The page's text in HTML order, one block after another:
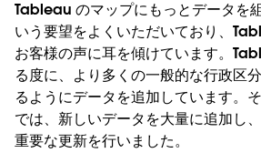
Tableau のマップにもっとデータを
いう要望をよくいただいており、
お客様の声に耳を傾けています。
る度に、より多くの一般的な行政区
るようにデータを追加しています。
では、新しいデータを大量に追加し
重要な更新を行いました。